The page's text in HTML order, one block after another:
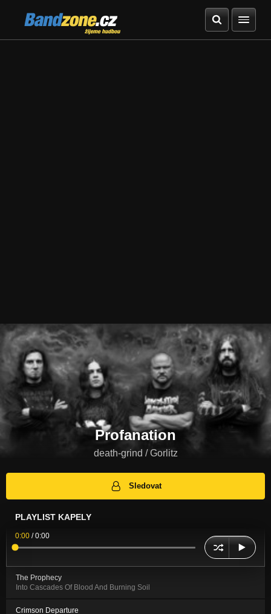
Bandzone.cz
žijeme hudbou
Profanation
death-grind / Gorlitz
Sledovat
PLAYLIST KAPELY
0:00 /0:00
The Prophecy
Into Cascades Of Blood And Burning Soil
Crimson Departure